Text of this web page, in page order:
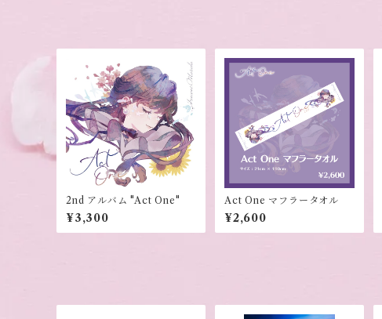
2nd アルバム "Act One"
¥3,300
Act One マフラータオル
¥2,600